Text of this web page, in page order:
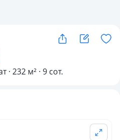
232 м² · 9 сот.